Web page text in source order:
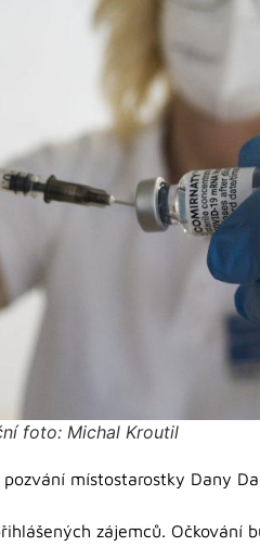
foto: Michal Kroutil
místostarostky Dany
zájemců. Očkování